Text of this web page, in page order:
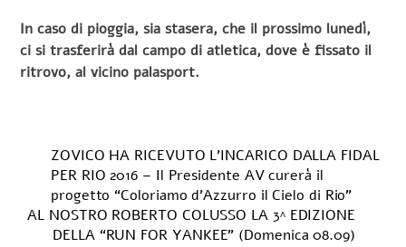
In caso di pioggia, sia stasera, che il prossimo lunedì,
ci si trasferirà dal campo di atletica, dove è fissato il
ritrovo, al vicino palasport.
ZOVICO HA RICEVUTO L’INCARICO DALLA FIDAL
PER RIO 2016 – Il Presidente AV curerà il
progetto “Coloriamo d’Azzurro il Cielo di Rio”
AL NOSTRO ROBERTO COLUSSO LA 3^ EDIZIONE
DELLA “RUN FOR YANKEE” (Domenica 08.09)